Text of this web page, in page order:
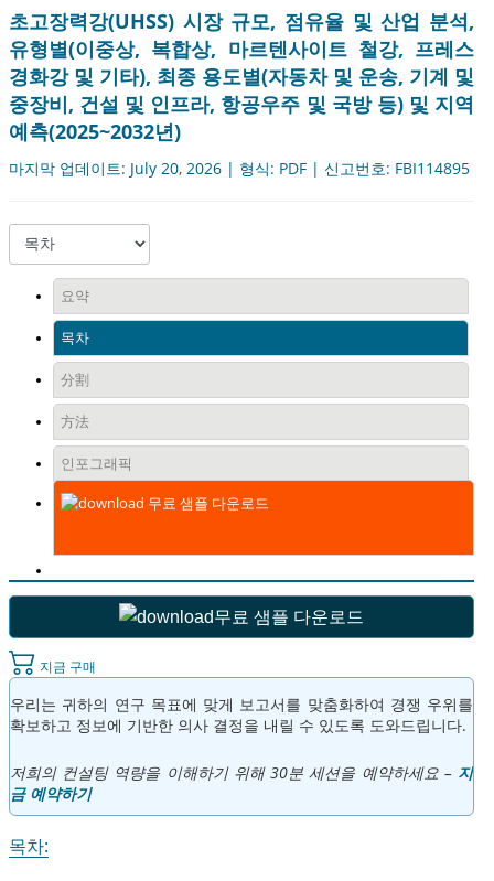
초고장력강(UHSS) 시장 규모, 점유율 및 산업 분석,
유형별(이중상, 복합상, 마르텐사이트 철강, 프레스
경화강 및 기타), 최종 용도별(자동차 및 운송, 기계 및
중장비, 건설 및 인프라, 항공우주 및 국방 등) 및 지역
예측(2025~2032년)
마지막 업데이트: July 20, 2026 | 형식: PDF | 신고번호: FBI114895
요약
목차
分割
方法
인포그래픽
무료 샘플 다운로드
무료 샘플 다운로드
지금 구매
우리는 귀하의 연구 목표에 맞게 보고서를 맞춤화하여 경쟁 우위를
확보하고 정보에 기반한 의사 결정을 내릴 수 있도록 도와드립니다.
저희의 컨설팅 역량을 이해하기 위해 30분 세션을 예약하세요 – 지
금 예약하기
목차: